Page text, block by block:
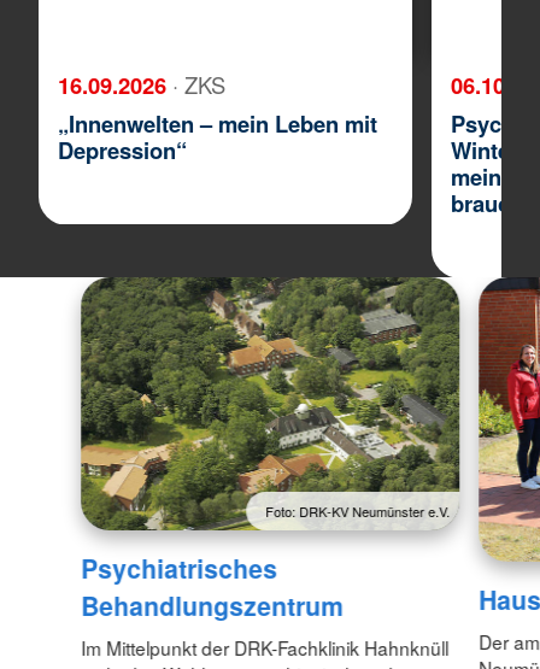
16.09.2026 · ZKS
„Innenwelten – mein Leben mit
Depression“
Psyche
mein
Foto: DRK-KV Neumünster e.V.
Psychiatrisches
Behandlungszentrum
Im Mittelpunkt der DRK-Fachklinik Hahnknüll
Der